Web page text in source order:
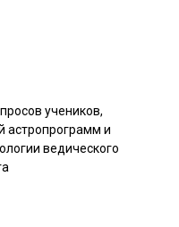
учеников,
астропрограмм и
ведического